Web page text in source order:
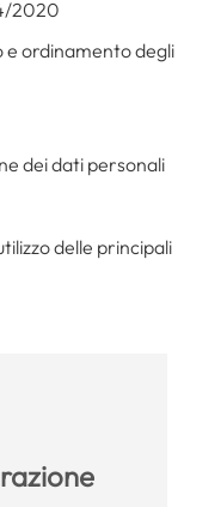
2020
ordinamento degli
dei dati personali
delle principali